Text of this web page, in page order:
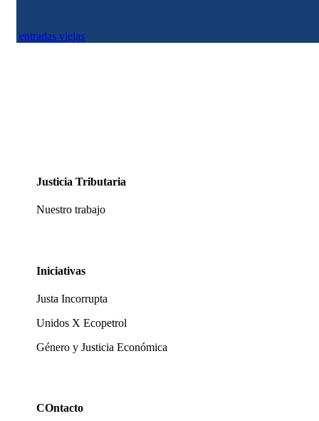
entradas viejas
Justicia Tributaria
Nuestro trabajo
Iniciativas
Justa Incorrupta
Unidos X Ecopetrol
Género y Justicia Económica
COntacto